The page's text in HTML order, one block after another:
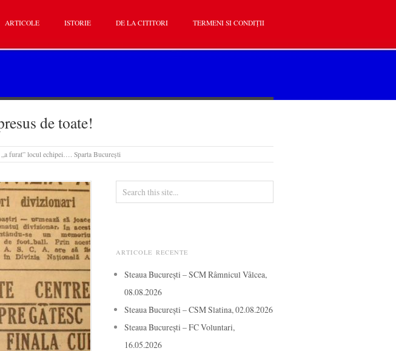
ARTICOLE ISTORIE DE LA CITITORI TERMENI SI CONDIȚII
de toate!
furat” locul echipei…. Sparta București
ARTICOLE RECENTE
Steaua București – SCM Râmnicul Vâlcea,
08.08.2026
Steaua București – CSM Slatina, 02.08.2026
Steaua București – FC Voluntari,
16.05.2026